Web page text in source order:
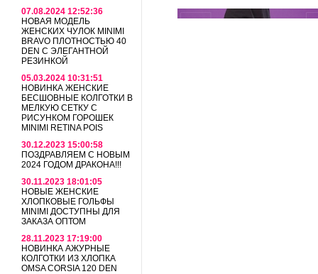
07.08.2024 12:52:36
НОВАЯ МОДЕЛЬ
ЖЕНСКИХ ЧУЛОК MINIMI
BRAVO ПЛОТНОСТЬЮ 40
DEN С ЭЛЕГАНТНОЙ
РЕЗИНКОЙ
05.03.2024 10:31:51
НОВИНКА ЖЕНСКИЕ
БЕСШОВНЫЕ КОЛГОТКИ В
МЕЛКУЮ СЕТКУ С
РИСУНКОМ ГОРОШЕК
MINIMI RETINA POIS
30.12.2023 15:00:58
ПОЗДРАВЛЯЕМ С НОВЫМ
2024 ГОДОМ ДРАКОНА!!!
30.11.2023 18:01:05
НОВЫЕ ЖЕНСКИЕ
ХЛОПКОВЫЕ ГОЛЬФЫ
MINIMI ДОСТУПНЫ ДЛЯ
ЗАКАЗА ОПТОМ
28.11.2023 17:19:00
НОВИНКА АЖУРНЫЕ
КОЛГОТКИ ИЗ ХЛОПКА
OMSA CORSIA 120 DEN